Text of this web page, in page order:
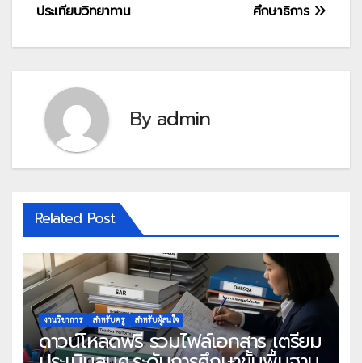
ศึกษาธิการ
ประเทียบวิทยาทาน
Byadmin
Related Post
งานวิชาการ สำหรับครู สำหรับผู้สนใจ
ดาวน์โหลดฟรี รวมไฟล์เอกสาร เตรียม